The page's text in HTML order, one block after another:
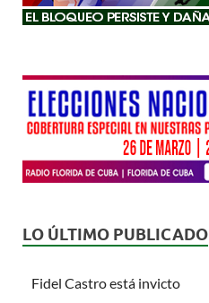
LO ÚLTIMO PUBLICADO
Fidel Castro está invicto